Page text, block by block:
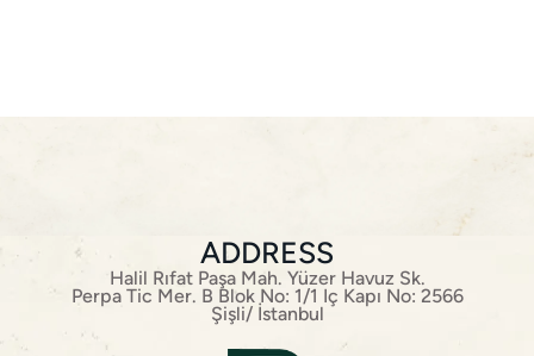
ADDRESS
Halil Rıfat Paşa Mah. Yüzer Havuz Sk.
Perpa Tic Mer. B Blok No: 1/1 Iç Kapı No: 2566
Şişli/ İstanbul